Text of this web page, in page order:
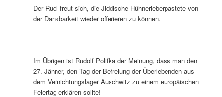
Der Rudl freut sich, die Jiddische Hühnerleberpastete von
der Dankbarkeit wieder offerieren zu können.
Im Übrigen ist Rudolf Polifka der Meinung, dass man den
27. Jänner, den Tag der Befreiung der Überlebenden aus
dem Vernichtungslager Auschwitz zu einem europäischen
Feiertag erklären sollte!